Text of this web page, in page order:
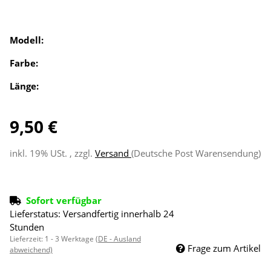
Modell:
Farbe:
Länge:
9,50 €
inkl. 19% USt. , zzgl. Versand (Deutsche Post Warensendung)
Sofort verfügbar
Lieferstatus: Versandfertig innerhalb 24
Stunden
Lieferzeit: 1 - 3 Werktage (DE - Ausland
abweichend)
Frage zum Artikel